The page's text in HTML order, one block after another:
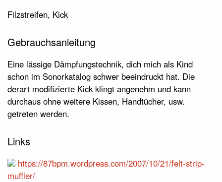
Filzstreifen, Kick
Gebrauchsanleitung
Eine lässige Dämpfungstechnik, dich mich als Kind
schon im Sonorkatalog schwer beeindruckt hat. Die
derart modifizierte Kick klingt angenehm und kann
durchaus ohne weitere Kissen, Handtücher, usw.
getreten werden.
Links
https://87bpm.wordpress.com/2007/10/21/felt-strip-
muffler/